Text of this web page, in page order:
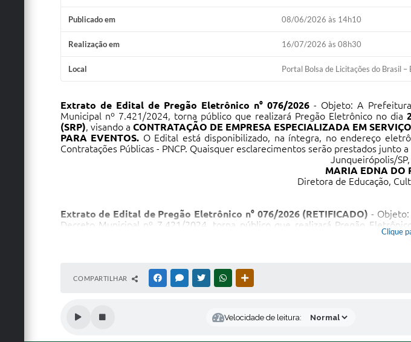
Publicado em 08/06/2026 às 14h10
Realização em 16/07/2026 às 08h30
Local Portal Bolsa de Licitações do Brasil
Extrato de Edital de Pregão Eletrônico n° 076/2026 - Objeto: A
Municipal nº 7.421/2024, torna público que realizará Pregão Eletrônico no dia
(SRP), visando a CONTRATAÇÃO DE EMPRESA ESPECIALIZADA EM
PARA EVENTOS. O Edital está disponibilizado, na íntegra, no endereço
Contratações Públicas - PNCP. Quaisquer esclarecimentos serão prestados junto
Junqueirópolis/
MARIA EDNA DO
Diretora de Educação,
Extrato de Edital de Pregão Eletrônico n° 076/2026 (RETIFICADO) - Objeto:
Decreto Municipal nº 7.421/2024, torna público que realizará Pregão
CONTRATAÇÃO DE EMPRESA ESPECIALIZADA
O Edital está disponibilizado, na íntegra, no endereço
MARIA EDNA DO ROSÁRIO BONANCIM -
Clique
COMPARTILHAR FACEBOOKMESSENGER
TWITTERWHATSAPP
Velocidade de leitura: